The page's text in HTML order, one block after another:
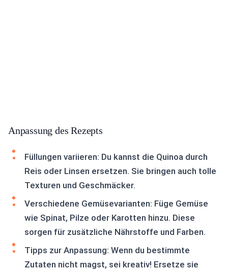
Anpassung des Rezepts
Füllungen variieren: Du kannst die Quinoa durch
Reis oder Linsen ersetzen. Sie bringen auch tolle
Texturen und Geschmäcker.
Verschiedene Gemüsevarianten: Füge Gemüse
wie Spinat, Pilze oder Karotten hinzu. Diese
sorgen für zusätzliche Nährstoffe und Farben.
Tipps zur Anpassung: Wenn du bestimmte
Zutaten nicht magst, sei kreativ! Ersetze sie